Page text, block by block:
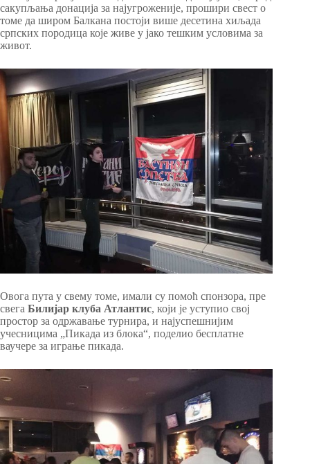
сакупљања донација за најугроженије, прошири свест о
томе да широм Балкана постоји више десетина хиљада
српских породица које живе у јако тешким условима за
живот.
Овога пута у свему томе, имали су помоћ спонзора, пре
свега Билијар клуба Атлантис, који је уступио свој
простор за одржавање турнира, и најуспешнијим
учесницима „Пикада из блока“, поделио бесплатне
ваучере за играње пикада.